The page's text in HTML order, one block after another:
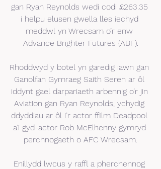
gan Ryan Reynolds wedi codi £263.35
i helpu elusen gwella lles iechyd
meddwl yn Wrecsam o’r enw
Advance Brighter Futures (ABF).
Rhoddwyd y botel yn garedig iawn gan
Ganolfan Gymraeg Saith Seren ar ôl
iddynt gael darpariaeth arbennig o’r jin
Aviation gan Ryan Reynolds, ychydig
ddyddiau ar ôl i’r actor ffilm Deadpool
a’i gyd-actor Rob McElhenny gymryd
perchnogaeth o AFC Wrecsam.
Enillydd lwcus y raffl a pherchennog